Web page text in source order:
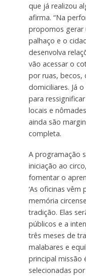
que já realizou
afirma. “Na
propomos gerar
palhaço e o
desenvolva
vão acessar o
por ruas, becos,
domiciliares. Já
para
locais e
ainda são
completa.
A programação
iniciação ao
fomentar o
‘As oficinas
memória
tradição. Elas
públicos e a
três meses de
malabares e
principal missão
selecionadas